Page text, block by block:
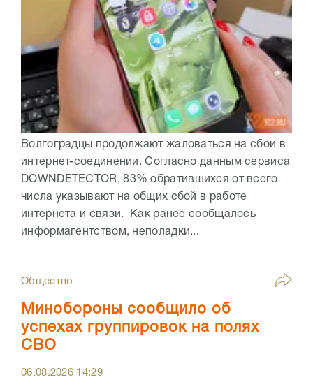
Волгоградцы продолжают жаловаться на сбои в
интернет-соединении. Согласно данным сервиса
DOWNDETECTOR, 83% обратившихся от всего
числа указывают на общих сбой в работе
интернета и связи. Как ранее сообщалось
информагентством, неполадки...
Общество
Минобороны сообщило об
успехах группировок на полях
СВО
06.08.2026 14:29